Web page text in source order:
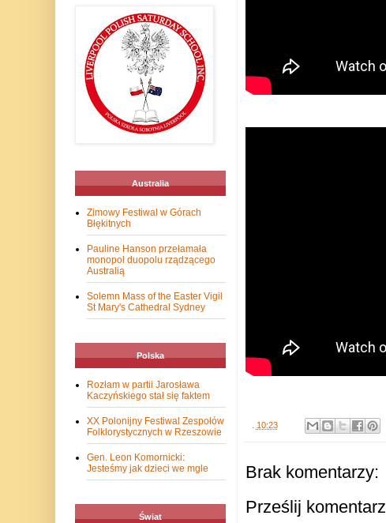
10:23
Brak komentarzy:
Prześlij komentarz
Australia
Zimowy Festiwal w Górach
Błękitnych
Pauline Hanson przełamała
monopol duopolu rządzącego
Australią
Solemn Mass of the Easter Vigil
St Mary's Cathedral Sydney
Polska
Rozłam w partii Jarosława
Kaczyńskiego stał się faktem
XX Polonijny Festiwal Zespołów
Folklorystycznych w Rzeszowie
Gen. Leon Komornicki:
Jesteśmy jak dzieci we mgle
Świat